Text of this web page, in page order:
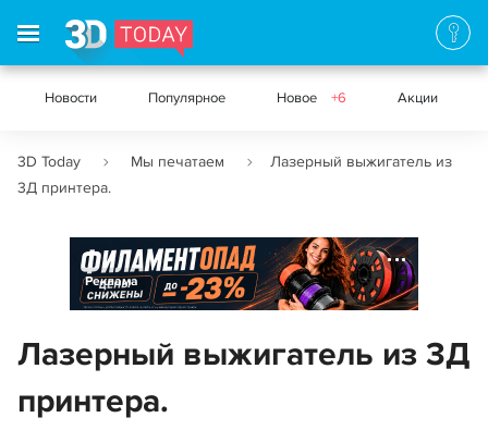
Новости Популярное Новое +6 Акции
3D Today Мы печатаем
Лазерный выжигатель из
3Д принтера.
Реклама
Лазерный выжигатель из 3Д
принтера.